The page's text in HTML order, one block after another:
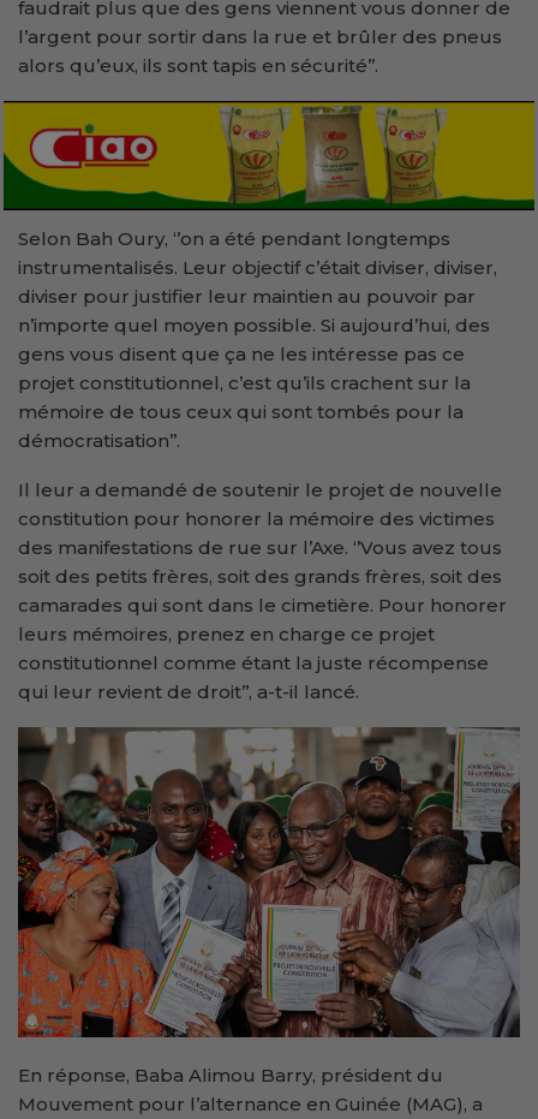
faudrait plus que des gens viennent vous donner de
l’argent pour sortir dans la rue et brûler des pneus
alors qu’eux, ils sont tapis en sécurité’’.
Selon Bah Oury, ‘’on a été pendant longtemps
instrumentalisés. Leur objectif c’était diviser, diviser,
diviser pour justifier leur maintien au pouvoir par
n’importe quel moyen possible. Si aujourd’hui, des
gens vous disent que ça ne les intéresse pas ce
projet constitutionnel, c’est qu’ils crachent sur la
mémoire de tous ceux qui sont tombés pour la
démocratisation’’.
Il leur a demandé de soutenir le projet de nouvelle
constitution pour honorer la mémoire des victimes
des manifestations de rue sur l’Axe. ‘’Vous avez tous
soit des petits frères, soit des grands frères, soit des
camarades qui sont dans le cimetière. Pour honorer
leurs mémoires, prenez en charge ce projet
constitutionnel comme étant la juste récompense
qui leur revient de droit’’, a-t-il lancé.
En réponse, Baba Alimou Barry, président du
Mouvement pour l’alternance en Guinée (MAG), a